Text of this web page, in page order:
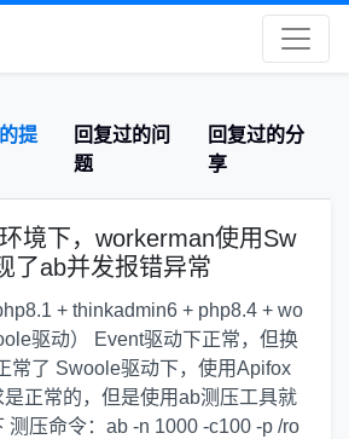
提
回复过的问
题
回复过的分
享
境下，workerman使用Sw
了ab并发报错异常
+ thinkadmin6 + php8.4 + wo
驱动） Event驱动下正常，但换
常了 Swoole驱动下，使用Apifox
正常的，但是使用ab测压工具就
测压命令：ab -n 1000 -c100 -p /ro